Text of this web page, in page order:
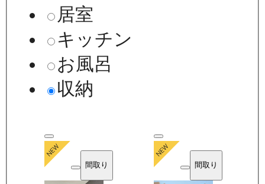
居室
キッチン
お風呂
収納
間取り 間取り